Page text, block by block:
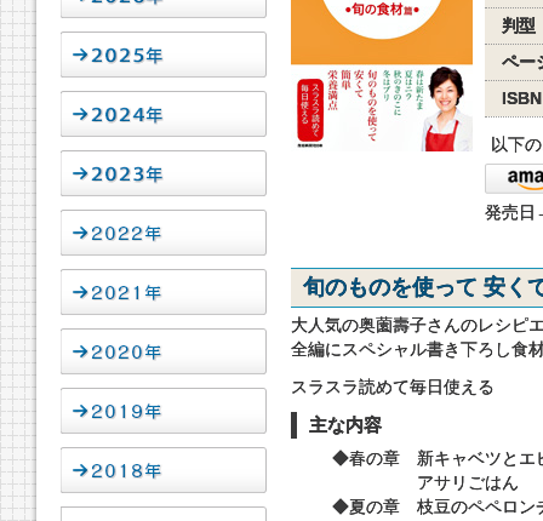
判型
ペー
ISBN
以下
発売日
旬のものを使って 安く
大人気の奥薗壽子さんのレシピ
全編にスペシャル書き下ろし食
スラスラ読めて毎日使える
主な内容
◆春の章 新キャベツとエ
アサリごはん
◆夏の章 枝豆のペペロン